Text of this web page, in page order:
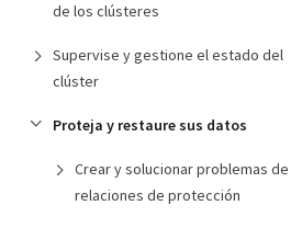
de los clústeres
Supervise y gestione el estado del
clúster
Proteja y restaure sus datos
Crear y solucionar problemas de
relaciones de protección